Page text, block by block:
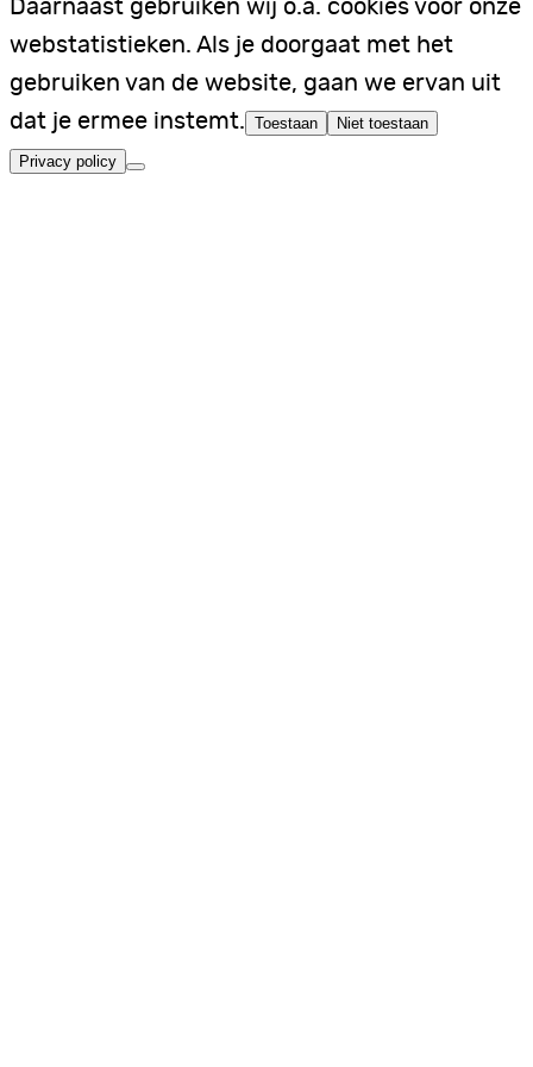
Daarnaast gebruiken wij o.a. cookies voor onze
webstatistieken. Als je doorgaat met het
gebruiken van de website, gaan we ervan uit
dat je ermee instemt. Toestaan Niet toestaan
Privacy policy